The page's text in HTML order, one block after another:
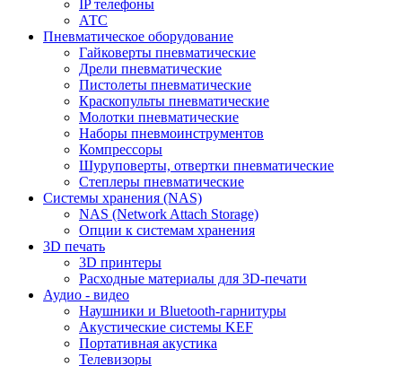
IP телефоны
АТС
Пневматическое оборудование
Гайковерты пневматические
Дрели пневматические
Пистолеты пневматические
Краскопульты пневматические
Молотки пневматические
Наборы пневмоинструментов
Компрессоры
Шуруповерты, отвертки пневматические
Степлеры пневматические
Cистемы хранения (NAS)
NAS (Network Attach Storage)
Опции к системам хранения
3D печать
3D принтеры
Расходные материалы для 3D-печати
Аудио - видео
Наушники и Bluetooth-гарнитуры
Акустические системы KEF
Портативная акустика
Телевизоры